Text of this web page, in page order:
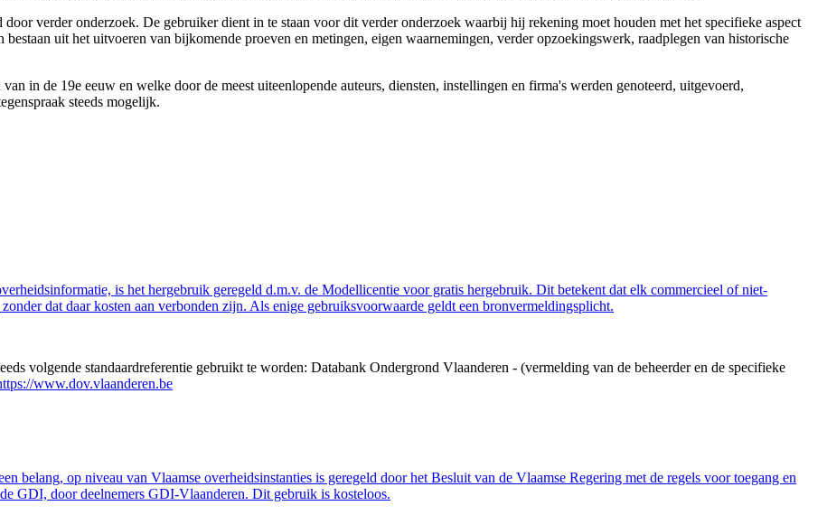
door verder onderzoek. De gebruiker dient in te staan voor dit verder onderzoek waarbij hij rekening moet houden met het specifieke aspect
uit het uitvoeren van bijkomende proeven en metingen, eigen waarnemingen, verder opzoekingswerk, raadplegen van historische
in de 19e eeuw en welke door de meest uiteenlopende auteurs, diensten, instellingen en firma's werden genoteerd, uitgevoerd,
steeds mogelijk.
is het hergebruik geregeld d.m.v. de Modellicentie voor gratis hergebruik. Dit betekent dat elk commercieel of niet-
dat daar kosten aan verbonden zijn. Als enige gebruiksvoorwaarde geldt een bronvermeldingsplicht.
volgende standaardreferentie gebruikt te worden: Databank Ondergrond Vlaanderen - (vermelding van de beheerder en de specifieke
www.dov.vlaanderen.be
belang, op niveau van Vlaamse overheidsinstanties is geregeld door het Besluit van de Vlaamse Regering met de regels voor toegang en
GDI, door deelnemers GDI-Vlaanderen. Dit gebruik is kosteloos.